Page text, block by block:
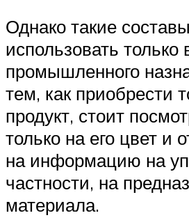
Однако такие
использовать
промышленного
тем, как приобрести
продукт, стоит
только на его цвет и
на информацию на
частности, на
материала.